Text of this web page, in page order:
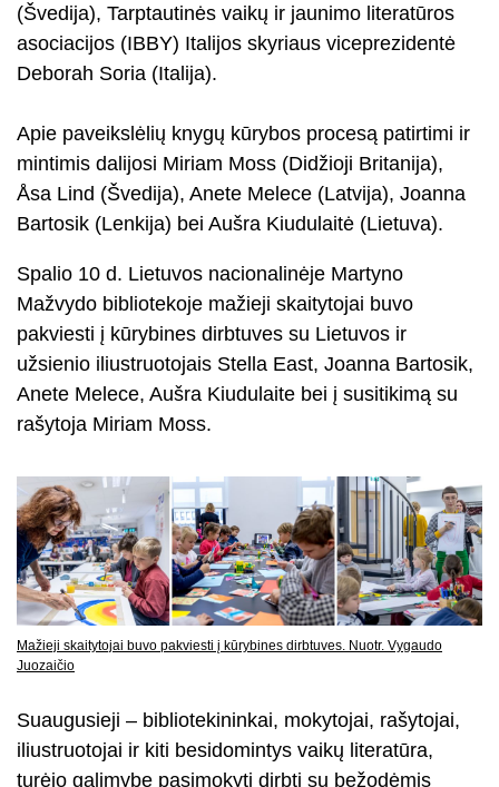
(Švedija), Tarptautinės vaikų ir jaunimo literatūros
asociacijos (IBBY) Italijos skyriaus viceprezidentė
Deborah Soria (Italija).
Apie paveikslėlių knygų kūrybos procesą patirtimi ir
mintimis dalijosi Miriam Moss (Didžioji Britanija),
Åsa Lind (Švedija), Anete Melece (Latvija), Joanna
Bartosik (Lenkija) bei Aušra Kiudulaitė (Lietuva).
Spalio 10 d. Lietuvos nacionalinėje Martyno
Mažvydo bibliotekoje mažieji skaitytojai buvo
pakviesti į kūrybines dirbtuves su Lietuvos ir
užsienio iliustruotojais Stella East, Joanna Bartosik,
Anete Melece, Aušra Kiudulaite bei į susitikimą su
rašytoja Miriam Moss.
Mažieji skaitytojai buvo pakviesti į kūrybines dirbtuves. Nuotr. Vygaudo
Juozaičio
Suaugusieji – bibliotekininkai, mokytojai, rašytojai,
iliustruotojai ir kiti besidomintys vaikų literatūra,
turėjo galimybę pasimokyti dirbti su bežodėmis